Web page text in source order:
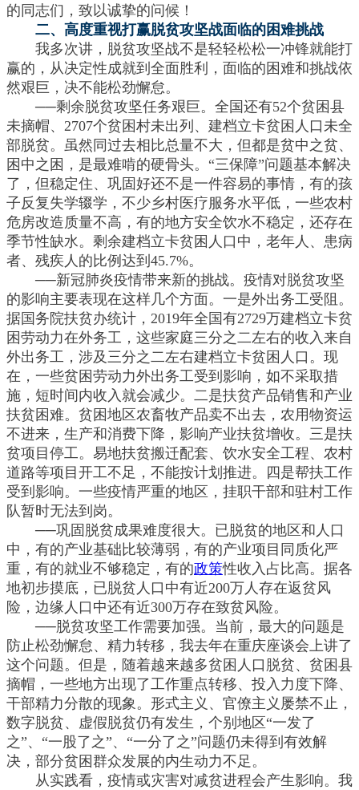
的同志们，致以诚挚的问候！
二、高度重视打赢脱贫攻坚战面临的困难挑战
我多次讲，脱贫攻坚战不是轻轻松松一冲锋就能打
赢的，从决定性成就到全面胜利，面临的困难和挑战依
然艰巨，决不能松劲懈怠。
──剩余脱贫攻坚任务艰巨。全国还有52个贫困县
未摘帽、2707个贫困村未出列、建档立卡贫困人口未全
部脱贫。虽然同过去相比总量不大，但都是贫中之贫、
困中之困，是最难啃的硬骨头。“三保障”问题基本解决
了，但稳定住、巩固好还不是一件容易的事情，有的孩
子反复失学辍学，不少乡村医疗服务水平低，一些农村
危房改造质量不高，有的地方安全饮水不稳定，还存在
季节性缺水。剩余建档立卡贫困人口中，老年人、患病
者、残疾人的比例达到45.7%。
──新冠肺炎疫情带来新的挑战。疫情对脱贫攻坚
的影响主要表现在这样几个方面。一是外出务工受阻。
据国务院扶贫办统计，2019年全国有2729万建档立卡贫
困劳动力在外务工，这些家庭三分之二左右的收入来自
外出务工，涉及三分之二左右建档立卡贫困人口。现
在，一些贫困劳动力外出务工受到影响，如不采取措
施，短时间内收入就会减少。二是扶贫产品销售和产业
扶贫困难。贫困地区农畜牧产品卖不出去，农用物资运
不进来，生产和消费下降，影响产业扶贫增收。三是扶
贫项目停工。易地扶贫搬迁配套、饮水安全工程、农村
道路等项目开工不足，不能按计划推进。四是帮扶工作
受到影响。一些疫情严重的地区，挂职干部和驻村工作
队暂时无法到岗。
──巩固脱贫成果难度很大。已脱贫的地区和人口
中，有的产业基础比较薄弱，有的产业项目同质化严
重，有的就业不够稳定，有的政策性收入占比高。据各
地初步摸底，已脱贫人口中有近200万人存在返贫风
险，边缘人口中还有近300万存在致贫风险。
──脱贫攻坚工作需要加强。当前，最大的问题是
防止松劲懈怠、精力转移，我去年在重庆座谈会上讲了
这个问题。但是，随着越来越多贫困人口脱贫、贫困县
摘帽，一些地方出现了工作重点转移、投入力度下降、
干部精力分散的现象。形式主义、官僚主义屡禁不止，
数字脱贫、虚假脱贫仍有发生，个别地区“一发了
之”、“一股了之”、“一分了之”问题仍未得到有效解
决，部分贫困群众发展的内生动力不足。
从实践看，疫情或灾害对减贫进程会产生影响。我